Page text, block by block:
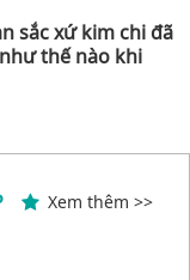
sắc xứ kim chi đã
thế nào khi
Xem thêm >>